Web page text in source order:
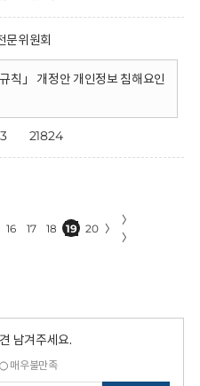
문위원회
칙」 개정안 개인정보 침해요인
21824
16 17 18 19 20 〉
〉
〉
남겨주세요.
매우불만족